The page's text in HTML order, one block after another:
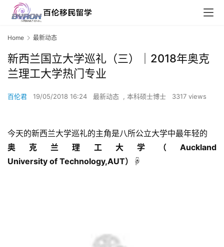
Home 最新动态
新西兰国立大学巡礼（三）｜2018年奥克
兰理工大学热门专业
百伦君 19/05/2018 16:24 最新动态 , 本科硕士博士 3317 views
今天的新西兰大学巡礼的主角是八所公立大学中最年轻的
奥克兰理工大学（Auckland
University of Technology,AUT）☟